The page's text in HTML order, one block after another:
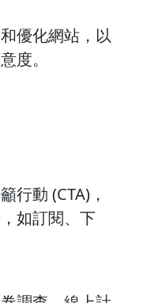
優化網站，以
度。
行動 (CTA)，
如訂閱、下